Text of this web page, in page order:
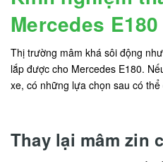
Mercedes E180
Thị trường mâm khá sôi động
lắp được cho Mercedes E180.
xe, có những lựa chọn sau có thể
Thay lại mâm zin